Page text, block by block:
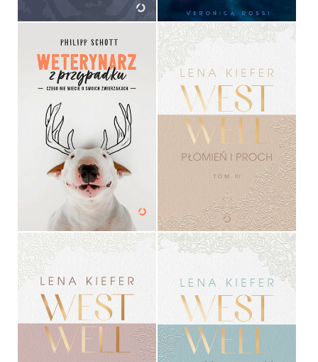
WETERYNARZ Z
PRZYPADKU
PHILIPP SCHOTT
OPRAWA MIĘKKA ZE SKRZYDEŁKAMI
39,90 ZŁ
WESTWELL. PŁOMIEŃ I
PROCH
LENA KIEFER
OPRAWA MIĘKKA
54,99 ZŁ
WESTWELL. PIĘKNO I
CHAOS
LENA KIEFER
WESTWELL. MIŁOŚĆ I
NIENAWIŚĆ
LENA KIEFER